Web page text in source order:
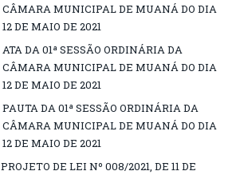
CÂMARA MUNICIPAL DE MUANÁ DO DIA
12 DE MAIO DE 2021
ATA DA 01ª SESSÃO ORDINÁRIA DA
CÂMARA MUNICIPAL DE MUANÁ DO DIA
12 DE MAIO DE 2021
PAUTA DA 01ª SESSÃO ORDINÁRIA DA
CÂMARA MUNICIPAL DE MUANÁ DO DIA
12 DE MAIO DE 2021
PROJETO DE LEI Nº 008/2021, DE 11 DE